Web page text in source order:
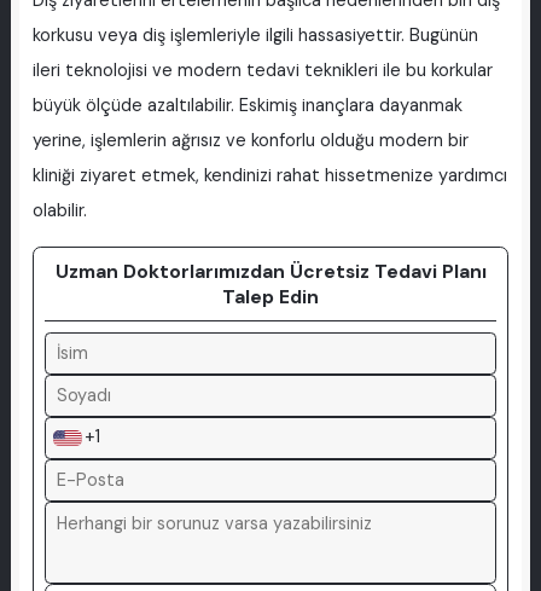
korkusu veya diş işlemleriyle ilgili hassasiyettir. Bugünün
ileri teknolojisi ve modern tedavi teknikleri ile bu korkular
büyük ölçüde azaltılabilir. Eskimiş inançlara dayanmak
yerine, işlemlerin ağrısız ve konforlu olduğu modern bir
kliniği ziyaret etmek, kendinizi rahat hissetmenize yardımcı
olabilir.
Uzman Doktorlarımızdan Ücretsiz Tedavi Planı
Talep Edin
+1